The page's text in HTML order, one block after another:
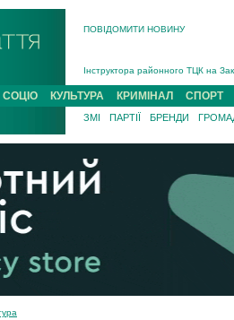
ПОВІДОМИТИ НОВИНУ
Інструктора районного ТЦК на
В Ужгороді попрощаються із
В Ужгороді 5 серпня
Підтвердили загибель
На війні з рф поліг військовий з
На війні загинув 26-річний
СОЦІО КУЛЬТУРА КРИМІНАЛ СПОРТ
ЗМІ ПАРТІЇ БРЕНДИ